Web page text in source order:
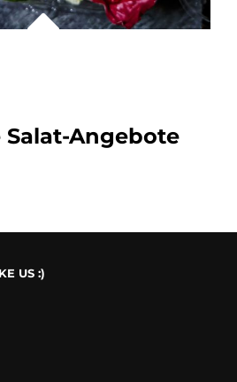
Salat-Angebote
US :)